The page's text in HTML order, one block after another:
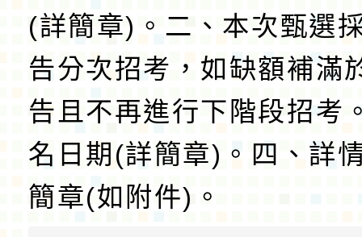
(詳簡章)。二、本次甄選
告分次招考，如缺額補滿
告且不再進行下階段招考
名日期(詳簡章)。四、詳
簡章(如附件)。